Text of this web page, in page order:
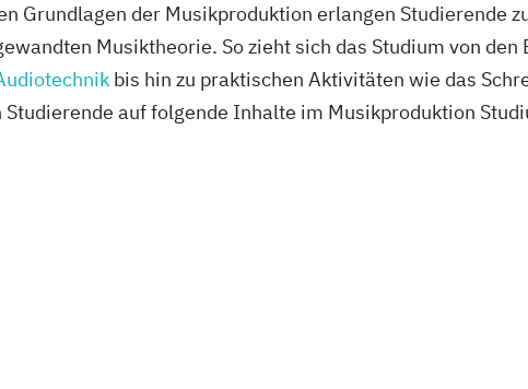
Grundlagen der Musikproduktion erlangen Studierende
Musiktheorie. So zieht sich das Studium von den
bis hin zu praktischen Aktivitäten wie das
auf folgende Inhalte im Musikproduktion